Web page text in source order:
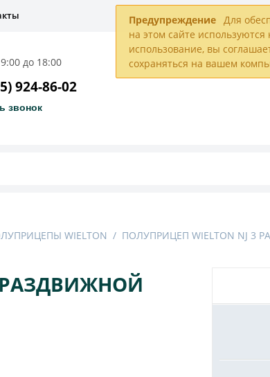
Предупреждение Для
на этом сайте
использование, вы
сохраняться на вашем
до 18:00
924-86-02
звонок
WIELTON / ПОЛУПРИЦЕП WIELTON NJ 3
РАЗДВИЖНОЙ